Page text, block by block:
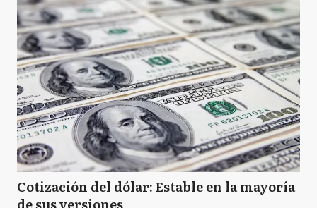
Cotización del dólar: Estable en la mayoría
de sus versiones